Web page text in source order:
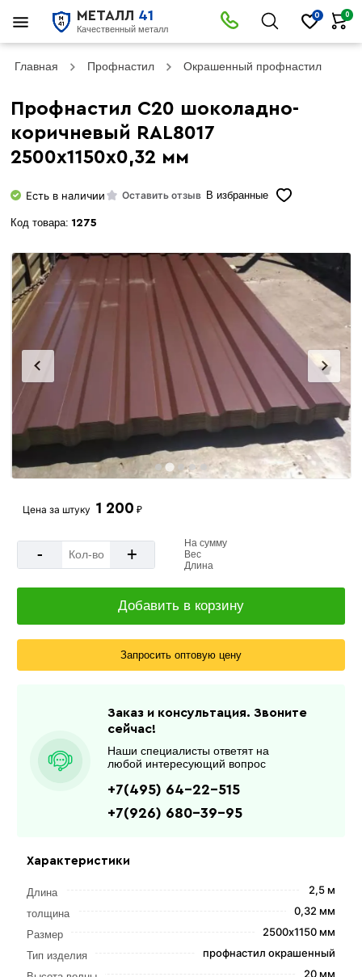
МЕТАЛЛ 41
Качественный металл
0 0
Главная Профнастил Окрашенный профнастил
Профнастил С20 шоколадно-
коричневый RAL8017
2500х1150х0,32 мм
Есть в наличии Оставить отзыв В избранные
Код товара: 1275
Характеристики
Длина 2,5 м
толщина 0,32 мм
Размер 2500х1150 мм
Тип изделия профнастил окрашенный
20 мм
Цена за штуку 1 200 ₽
- +
На сумму
Вес
Длина
Добавить в корзину
Запросить оптовую цену
Заказ и консультация. Звоните
сейчас!
Наши специалисты ответят на
любой интересующий вопрос
+7(495) 64-22-515
+7(926) 680-39-95